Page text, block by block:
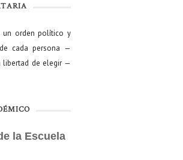
un orden político y
cada persona —
libertad de elegir —
la Escuela